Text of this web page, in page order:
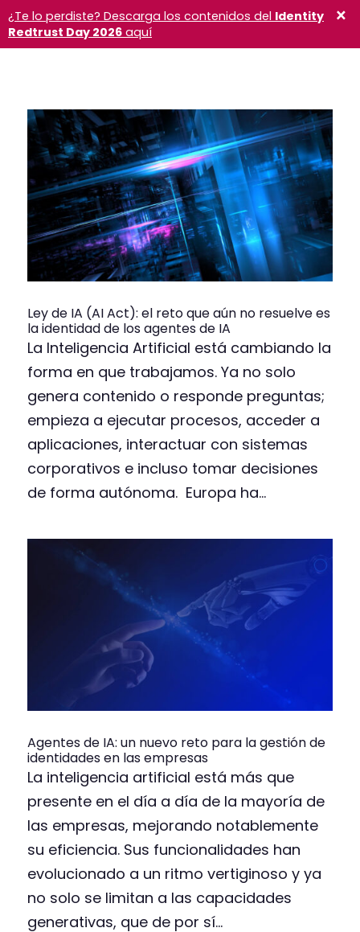
Ley de IA (AI Act): el reto que aún no resuelve es
la identidad de los agentes de IA
La Inteligencia Artificial está cambiando la
forma en que trabajamos. Ya no solo
genera contenido o responde preguntas;
empieza a ejecutar procesos, acceder a
aplicaciones, interactuar con sistemas
corporativos e incluso tomar decisiones
de forma autónoma. Europa ha...
Agentes de IA: un nuevo reto para la gestión de
identidades en las empresas
La inteligencia artificial está más que
presente en el día a día de la mayoría de
las empresas, mejorando notablemente
su eficiencia. Sus funcionalidades han
evolucionado a un ritmo vertiginoso y ya
no solo se limitan a las capacidades
generativas, que de por sí...
¿Te lo perdiste? Descarga los contenidos del Identity
Redtrust Day 2026 aquí
×